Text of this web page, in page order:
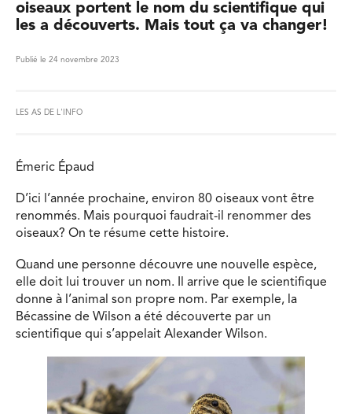
oiseaux portent le nom du scientifique qui
les a découverts. Mais tout ça va changer!
Publié le 24 novembre 2023
LES AS DE L'INFO
Émeric Épaud
D’ici l’année prochaine, environ 80 oiseaux vont être
renommés. Mais pourquoi faudrait-il renommer des
oiseaux? On te résume cette histoire.
Quand une personne découvre une nouvelle espèce,
elle doit lui trouver un nom. Il arrive que le scientifique
donne à l’animal son propre nom. Par exemple, la
Bécassine de Wilson a été découverte par un
scientifique qui s’appelait Alexander Wilson.